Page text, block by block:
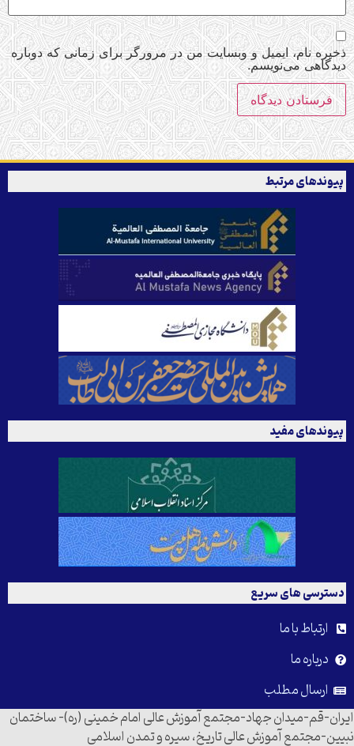
ذخیره نام، ایمیل و وبسایت من در مرورگر برای زمانی که دوباره
دیدگاهی می‌نویسم.
پیوندهای مرتبط
پیوندهای مفید
دسترسی های سریع
ارتباط با ما
درباره ما
ارسال مطلب
ایران-قم-میدان جهاد-مجتمع آموزش عالی امام خمینی (ره)- ساختمان
نبیین-مجتمع آموزش عالی تاریخ، سیره و تمدن اسلامی